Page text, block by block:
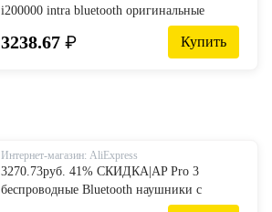
i200000 intra bluetooth оригинальные
наушники i9000 наушники и наушники
высокого качества для спорта airpod apple
3238.67 ₽ Купить
Интернет-магазин: AliExpress
3270.73руб. 41% СКИДКА|AP Pro 3
беспроводные Bluetooth наушники с
микрофоном 1:1 Tws Smart sensor